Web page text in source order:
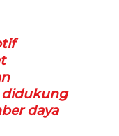
didukung
daya